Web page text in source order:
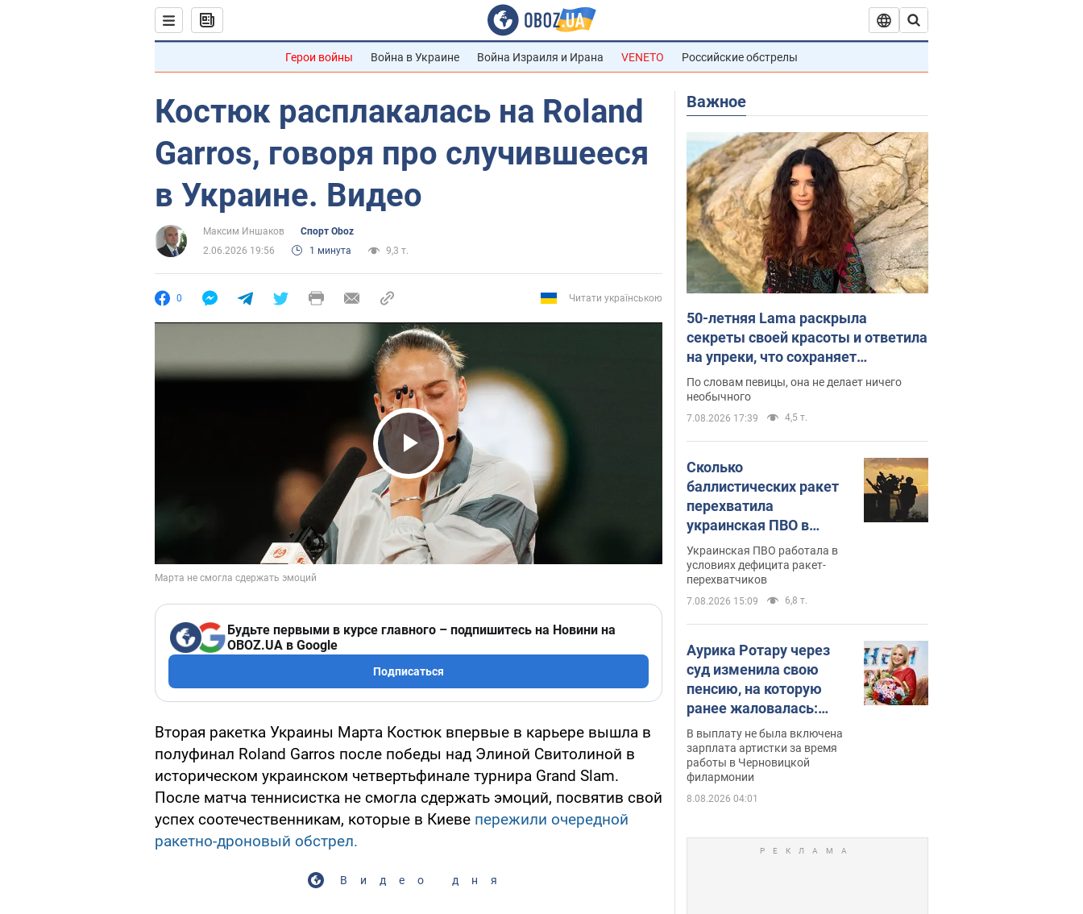
Герои войны Война в Украине Война Израиля и Ирана VENETO Российские обстрелы
Костюк расплакалась на Roland
Garros, говоря про случившееся
в Украине. Видео
Максим Иншаков
Спорт Oboz
2.06.2026 19:56
1 минута 9,3 т.
0 Читати українською
Play Video
Будьте первыми в курсе главного – подпишитесь на Новини на
OBOZ.UA в Google
Подписаться
Вторая ракетка Украины Марта Костюк впервые в карьере вышла в
полуфинал Roland Garros после победы над Элиной Свитолиной в
историческом украинском четвертьфинале турнира Grand Slam.
После матча теннисистка не смогла сдержать эмоций, посвятив свой
успех соотечественникам, которые в Киеве пережили очередной
ракетно-дроновый обстрел.
Видео дня
Важное
50-летняя Lama раскрыла
секреты своей красоты и ответила
на упреки, что сохраняет
молодость, ведь у нее нет детей
По словам певицы, она не делает ничего
необычного
7.08.2026 17:39 4,5 т.
Сколько
баллистических ракет
перехватила
украинская ПВО в
июле: в Минобороны
назвали цифру
Украинская ПВО работала в
условиях дефицита ракет-
перехватчиков
7.08.2026 15:09 6,8 т.
Аурика Ротару через
суд изменила свою
пенсию, на которую
ранее жаловалась:
сколько получала
певица
В выплату не была включена
зарплата артистки за время
работы в Черновицкой
филармонии
8.08.2026 04:01